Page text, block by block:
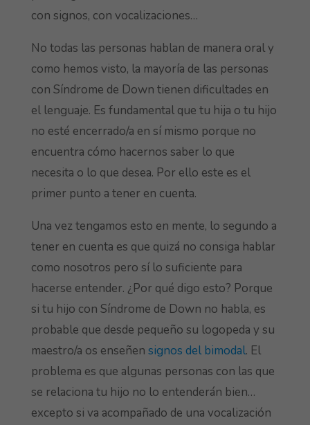
con signos, con vocalizaciones…
No todas las personas hablan de manera oral y
como hemos visto, la mayoría de las personas
con Síndrome de Down tienen dificultades en
el lenguaje. Es fundamental que tu hija o tu hijo
no esté encerrado/a en sí mismo porque no
encuentra cómo hacernos saber lo que
necesita o lo que desea. Por ello este es el
primer punto a tener en cuenta.
Una vez tengamos esto en mente, lo segundo a
tener en cuenta es que quizá no consiga hablar
como nosotros pero sí lo suficiente para
hacerse entender. ¿Por qué digo esto? Porque
si tu hijo con Síndrome de Down no habla, es
probable que desde pequeño su logopeda y su
maestro/a os enseñen signos del bimodal. El
problema es que algunas personas con las que
se relaciona tu hijo no lo entenderán bien…
excepto si va acompañado de una vocalización